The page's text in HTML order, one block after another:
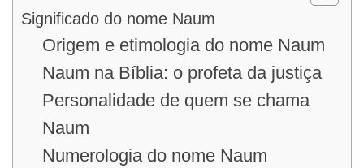
Significado do nome Naum
Origem e etimologia do nome Naum
Naum na Bíblia: o profeta da justiça
Personalidade de quem se chama
Naum
Numerologia do nome Naum